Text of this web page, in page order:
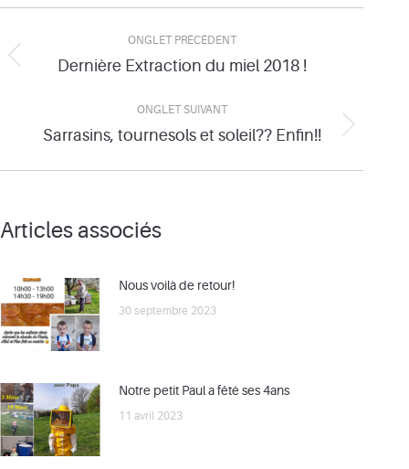
Navigation
de
commentaire
ONGLET PRÉCÉDENT
Onglet
Dernière Extraction du miel 2018 !
ONGLET SUIVANT
Onglet
Sarrasins, tournesols et soleil?? Enfin!!
Articles associés
Nous voilà de retour!
30 septembre 2023
Notre petit Paul a fêté ses 4ans
11 avril 2023